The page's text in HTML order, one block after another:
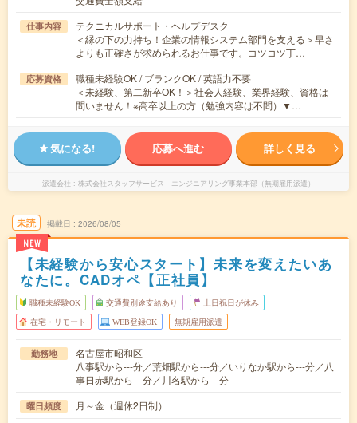
仕事内容
テクニカルサポート・ヘルプデスク
＜縁の下の力持ち！企業の情報システム部門を支える＞早さ
よりも正確さが求められるお仕事です。コツコツ丁…
応募資格
職種未経験OK / ブランクOK / 英語力不要
＜未経験、第二新卒OK！＞社会人経験、業界経験、資格は
問いません！※高卒以上の方（勉強内容は不問）▼…
気になる! 応募へ進む 詳しく見る
派遣会社 株式会社スタッフサービス エンジニアリング事業本部（無期雇用派遣）
未読
NEW
掲載日 2026/08/05
【未経験から安心スタート】未来を変えたいあ
なたに。CADオペ【正社員】
職種未経験OK 交通費別途支給あり 土日祝日が休み
在宅・リモート WEB登録OK 無期雇用派遣
勤務地
名古屋市昭和区
八事駅から---分／荒畑駅から---分／いりなか駅から---分／八
事日赤駅から---分／川名駅から---分
曜日頻度 月～金（週休2日制）